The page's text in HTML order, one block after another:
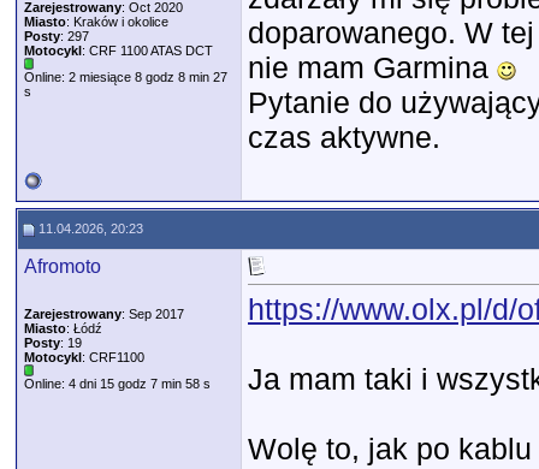
Zarejestrowany: Oct 2020
Miasto: Kraków i okolice
Posty: 297
Motocykl: CRF 1100 ATAS DCT
Online: 2 miesiące 8 godz 8 min 27
s
doparowanego. W
nie mam Garmina
Pytanie do
czas aktywne.
11.04.2026, 20:23
Afromoto
Zarejestrowany: Sep 2017
Miasto: Łódź
Posty: 19
Motocykl: CRF1100
Online: 4 dni 15 godz 7 min 58 s
https://www.olx.pl/d/
Ja mam taki i
Wolę to, jak po